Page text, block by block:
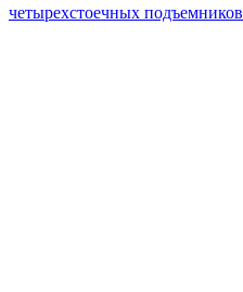
четырехстоечных подъемников